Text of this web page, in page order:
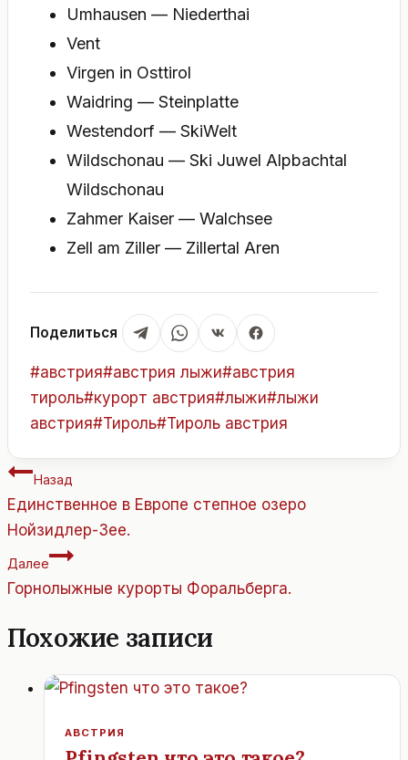
Umhausen — Niederthai
Vent
Virgen in Osttirol
Waidring — Steinplatte
Westendorf — SkiWelt
Wildschonau — Ski Juwel Alpbachtal
Wildschonau
Zahmer Kaiser — Walchsee
Zell am Ziller — Zillertal Aren
Поделиться
Метки
записи:
#австрия#австрия лыжи#австрия
тироль#курорт австрия#лыжи#лыжи
австрия#Тироль#Тироль австрия
Навигация
по
записям
Назад
Единственное в Европе степное озеро
Нойзидлер-Зее.
Далее
Горнолыжные курорты Форальберга.
Похожие записи
АВСТРИЯ